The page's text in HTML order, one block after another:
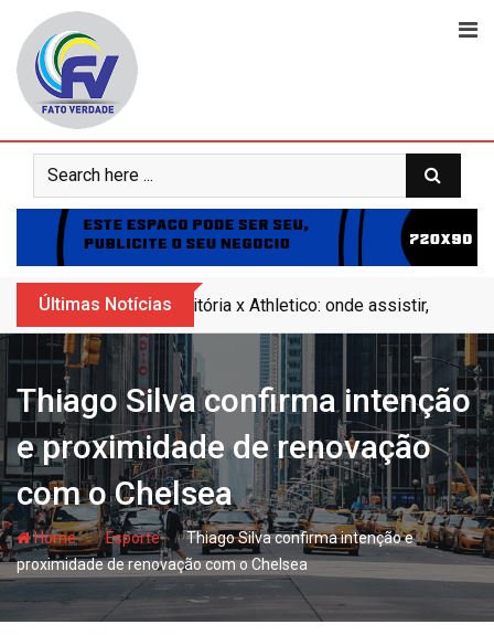
content
Últimas Notícias Vitória x Athletico: onde assistir,
Thiago Silva confirma intenção
e proximidade de renovação
com o Chelsea
Home- hjEsporte- hjThiago Silva confirma intenção e
proximidade de renovação com o Chelsea